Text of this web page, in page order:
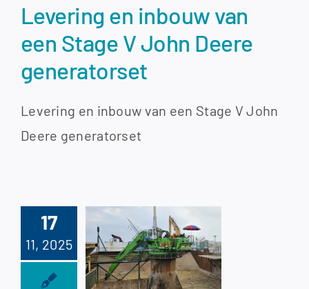
Levering en inbouw van
een Stage V John Deere
generatorset
Levering en inbouw van een Stage V John
Deere generatorset
17
11, 2025
en